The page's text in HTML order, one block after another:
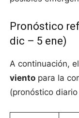
Pronóstico
dic – 5 ene)
A continuación,
viento para la
(pronóstico